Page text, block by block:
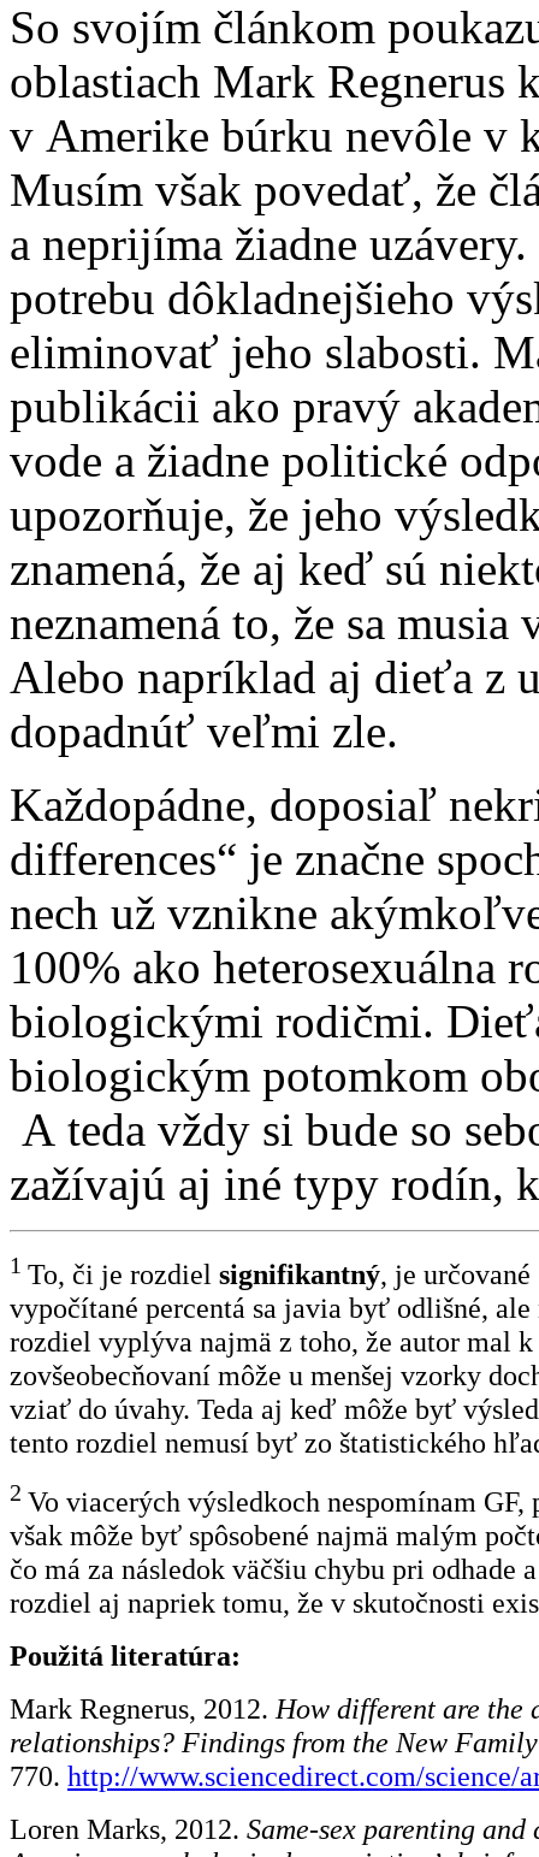
So svojím článkom
oblastiach Mark Regnerus
v Amerike búrku nevôle v
Musím však povedať, že
a neprijíma žiadne
potrebu dôkladnejšieho
eliminovať jeho slabosti.
publikácii ako pravý
vode a žiadne politické
upozorňuje, že jeho
znamená, že aj keď sú
neznamená to, že sa
Alebo napríklad aj dieťa z
dopadnúť veľmi zle.
Každopádne, doposiaľ
differences“ je značne
nech už vznikne
100% ako heterosexuálna
biologickými rodičmi.
biologickým potomkom
A teda vždy si bude so
zažívajú aj iné typy rodín,
1 To, či je rozdiel signifikantný, je
vypočítané percentá sa javia byť odlišné,
rozdiel vyplýva najmä z toho, že autor mal
zovšeobecňovaní môže u menšej vzorky
vziať do úvahy. Teda aj keď môže byť
tento rozdiel nemusí byť zo štatistického
2 Vo viacerých výsledkoch nespomínam
však môže byť spôsobené najmä malým
čo má za následok väčšiu chybu pri
rozdiel aj napriek tomu, že v skutočnosti
Použitá literatúra:
Mark Regnerus, 2012. How different are the
relationships? Findings from the New
770. http://www.sciencedirect.com/science/
Loren Marks, 2012. Same-sex parenting